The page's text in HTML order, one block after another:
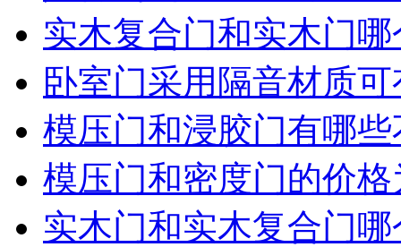
实木复合门和实木门
卧室门采用隔音材质
模压门和浸胶门有哪
模压门和密度门的价
实木门和实木复合门